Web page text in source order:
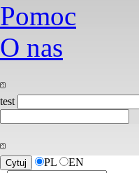
Pomoc
O nas
test
PL EN